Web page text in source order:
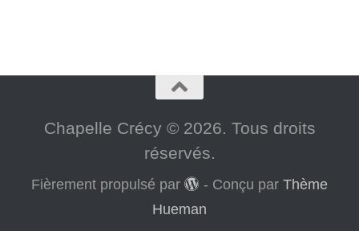
Chapelle Crécy © 2026. Tous droits
réservés.
Fièrement propulsé par - Conçu par Thème
Hueman